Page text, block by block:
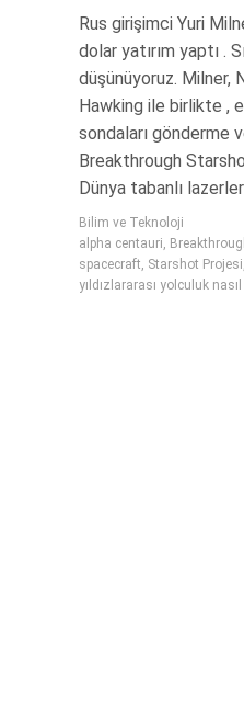
Rus girişimci Yuri
dolar yatırım yaptı .
düşünüyoruz. Milner,
Hawking ile birlikte ,
sondaları gönderme
Breakthrough
Dünya tabanlı
Bilim ve Teknoloji
alpha centauri,
spacecraft, Starshot Projesi
yıldızlararası yolculuk nasıl